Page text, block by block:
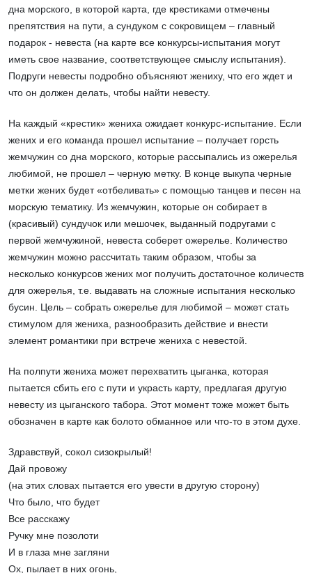
дна морского, в которой карта, где крестиками отмечены
препятствия на пути, а сундуком с сокровищем – главный
подарок - невеста (на карте все конкурсы-испытания могут
иметь свое название, соответствующее смыслу испытания).
Подруги невесты подробно объясняют жениху, что его ждет и
что он должен делать, чтобы найти невесту.
На каждый «крестик» жениха ожидает конкурс-испытание. Если
жених и его команда прошел испытание – получает горсть
жемчужин со дна морского, которые рассыпались из ожерелья
любимой, не прошел – черную метку. В конце выкупа черные
метки жених будет «отбеливать» с помощью танцев и песен на
морскую тематику. Из жемчужин, которые он собирает в
(красивый) сундучок или мешочек, выданный подругами с
первой жемчужиной, невеста соберет ожерелье. Количество
жемчужин можно рассчитать таким образом, чтобы за
несколько конкурсов жених мог получить достаточное количеств
для ожерелья, т.е. выдавать на сложные испытания несколько
бусин. Цель – собрать ожерелье для любимой – может стать
стимулом для жениха, разнообразить действие и внести
элемент романтики при встрече жениха с невестой.
На полпути жениха может перехватить цыганка, которая
пытается сбить его с пути и украсть карту, предлагая другую
невесту из цыганского табора. Этот момент тоже может быть
обозначен в карте как болото обманное или что-то в этом духе.
Здравствуй, сокол сизокрылый!
Дай провожу
(на этих словах пытается его увести в другую сторону)
Что было, что будет
Все расскажу
Ручку мне позолоти
И в глаза мне загляни
Ох, пылает в них огонь,